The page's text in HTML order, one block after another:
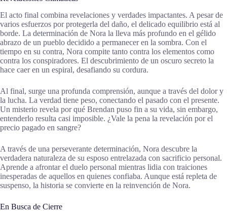
El acto final combina revelaciones y verdades impactantes. A pesar de
varios esfuerzos por protegerla del daño, el delicado equilibrio está al
borde. La determinación de Nora la lleva más profundo en el gélido
abrazo de un pueblo decidido a permanecer en la sombra. Con el
tiempo en su contra, Nora compite tanto contra los elementos como
contra los conspiradores. El descubrimiento de un oscuro secreto la
hace caer en un espiral, desafiando su cordura.
Al final, surge una profunda comprensión, aunque a través del dolor y
la lucha. La verdad tiene peso, conectando el pasado con el presente.
Un misterio revela por qué Brendan puso fin a su vida, sin embargo,
entenderlo resulta casi imposible. ¿Vale la pena la revelación por el
precio pagado en sangre?
A través de una perseverante determinación, Nora descubre la
verdadera naturaleza de su esposo entrelazada con sacrificio personal.
Aprende a afrontar el duelo personal mientras lidia con traiciones
inesperadas de aquellos en quienes confiaba. Aunque está repleta de
suspenso, la historia se convierte en la reinvención de Nora.
En Busca de Cierre